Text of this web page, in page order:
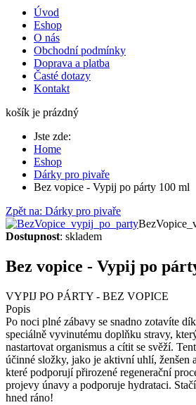
Úvod
Eshop
O nás
Obchodní podmínky
Doprava a platba
Časté dotazy
Kontakt
košík je prázdný
Jste zde:
Home
Eshop
Dárky pro pivaře
Bez vopice - Vypij po párty 100 ml
Zpět na: Dárky pro pivaře
Dostupnost: skladem
Bez vopice - Vypij po
VYPIJ PO PÁRTY - BEZ VOPICE
Popis
Po noci plné zábavy se snadno zotavíte
speciálně vyvinutému doplňku stravy,
nastartovat organismus a cítit se svěží.
účinné složky, jako je aktivní uhlí, ženšen
které podporují přirozené regenerační
projevy únavy a podporuje hydrataci.
hned ráno!